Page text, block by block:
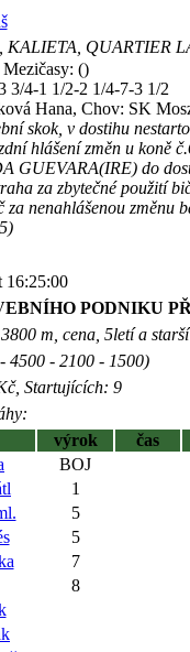
QUARTIER
()
4-1 1/2-2 1/4-7-3 1/2
Hana, Chov: SK
skok, v dostihu
hlášení změn u koně
GUEVARA(IRE) do
za zbytečné použití
nenahlášenou změnu
16:25:00
PODNIKU
m, cena, 5letí a starší
4500 - 2100 - 1500)
Startujících: 9
výrok čas
BOJ
1
5
5
7
8